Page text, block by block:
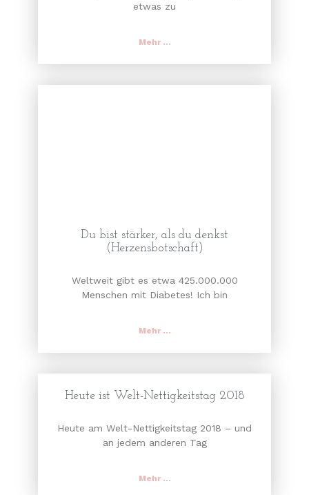
etwas zu
Mehr ...
Du bist stärker, als du denkst
(Herzensbotschaft)
Weltweit gibt es etwa 425.000.000
Menschen mit Diabetes! Ich bin
Mehr ...
Heute ist Welt-Nettigkeitstag 2018
Heute am Welt-Nettigkeitstag 2018 – und
an jedem anderen Tag
Mehr ...